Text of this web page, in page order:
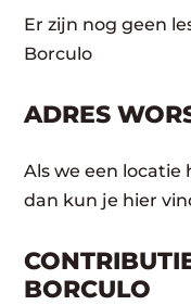
Er zijn nog geen
Borculo
ADRES
Als we een
dan kun je hier
BORCULO